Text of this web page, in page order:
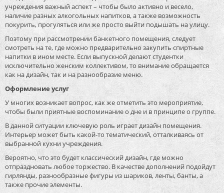
учреждения важный аспект – чтобы было активно и весело,
наличие разных алкогольных напитков, а также возможность
покурить, прогуляться или же просто выйти подышать на улицу.
Поэтому при рассмотрении банкетного помещения, следует
смотреть на те, где можно предварительно закупить спиртные
напитки в ином месте. Если выпускной делают студентки
исключительно женским коллективом, то внимание обращается
как на дизайн, так и на разнообразие меню.
Оформление услуг
У многих возникает вопрос, как же отметить это мероприятие,
чтобы были приятные воспоминание о дне и в принципе о группе.
В данной ситуации ключевую роль играет дизайн помещения.
Интерьер может быть какой-то тематический, отталкиваясь от
выбранной кухни учреждения.
Вероятно, что это будет классический дизайн, где можно
отпраздновать любое торжество. В качестве дополнений подойдут
гирлянды, разнообразные фигуры из шариков, ленты, банты, а
также прочие элементы.